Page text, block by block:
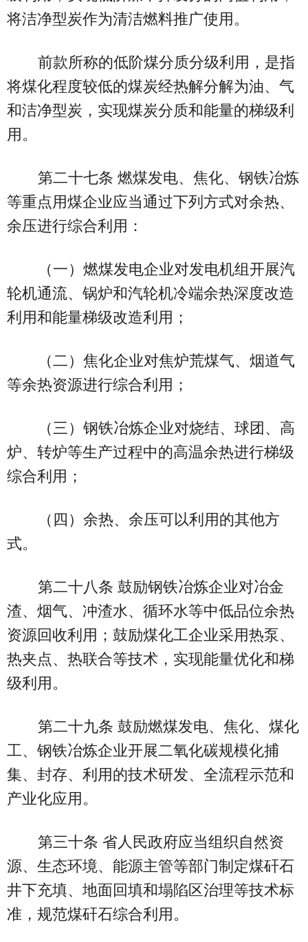
将洁净型炭作为清洁燃料推广使用。
前款所称的低阶煤分质分级利用，是指
将煤化程度较低的煤炭经热解分解为油、气
和洁净型炭，实现煤炭分质和能量的梯级利
用。
第二十七条 燃煤发电、焦化、钢铁冶炼
等重点用煤企业应当通过下列方式对余热、
余压进行综合利用：
（一）燃煤发电企业对发电机组开展汽
轮机通流、锅炉和汽轮机冷端余热深度改造
利用和能量梯级改造利用；
（二）焦化企业对焦炉荒煤气、烟道气
等余热资源进行综合利用；
（三）钢铁冶炼企业对烧结、球团、高
炉、转炉等生产过程中的高温余热进行梯级
综合利用；
（四）余热、余压可以利用的其他方
式。
第二十八条 鼓励钢铁冶炼企业对冶金
渣、烟气、冲渣水、循环水等中低品位余热
资源回收利用；鼓励煤化工企业采用热泵、
热夹点、热联合等技术，实现能量优化和梯
级利用。
第二十九条 鼓励燃煤发电、焦化、煤化
工、钢铁冶炼企业开展二氧化碳规模化捕
集、封存、利用的技术研发、全流程示范和
产业化应用。
第三十条 省人民政府应当组织自然资
源、生态环境、能源主管等部门制定煤矸石
井下充填、地面回填和塌陷区治理等技术标
准，规范煤矸石综合利用。